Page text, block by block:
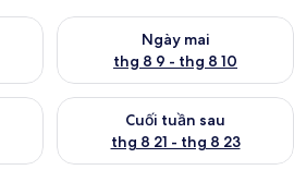
từ thg 8 8 - thg 8 9
Ngày mai
thg 8 9 - thg 8 10
Kiểm tra lượng phòng ngày
tuần này từ thg 8 14 - thg 8 16
Cuối tuần sau
thg 8 21 - thg 8 23
Kiểm tra lượng phòng cuối